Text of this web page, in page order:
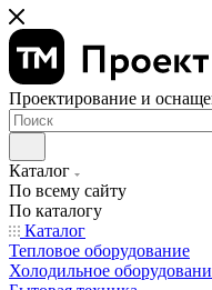
Проектирование и
Каталог
По всему сайту
По каталогу
Каталог
Тепловое оборудование
Холодильное